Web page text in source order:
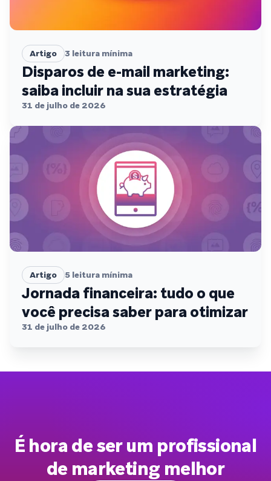
Artigo 3 leitura mínima
Disparos de e-mail marketing:
saiba incluir na sua estratégia
31 de julho de 2026
Artigo 5 leitura mínima
Jornada financeira: tudo o que
você precisa saber para otimizar
31 de julho de 2026
É hora de ser um profissional
de marketing melhor